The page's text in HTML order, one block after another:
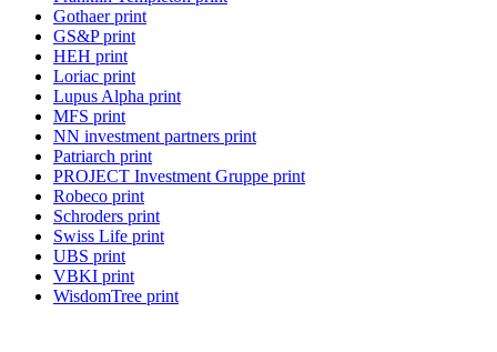
Gothaer print
GS&P print
HEH print
Loriac print
Lupus Alpha print
MFS print
NN investment partners print
Patriarch print
PROJECT Investment Gruppe print
Robeco print
Schroders print
Swiss Life print
UBS print
VBKI print
WisdomTree print